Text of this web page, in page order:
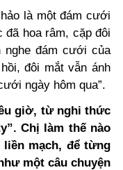
là một đám cưới
đã hoa râm, cặp đôi
nghe đám cưới của
đôi mắt vẫn ánh
ngày hôm qua”.
giờ, từ nghi thức
Chị làm thế nào
mạch, để từng
một câu chuyện